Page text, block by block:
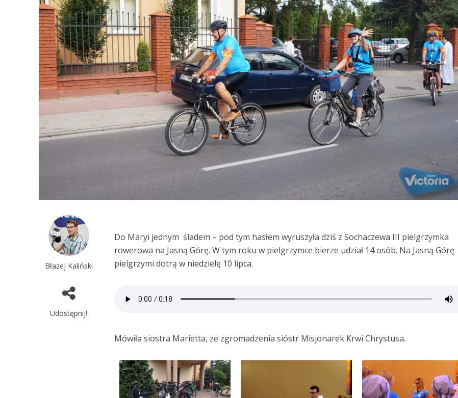
Błażej Kaliński
Udostępnij!
Do Maryi jednym śladem – pod tym hasłem wyruszyła dziś z Sochaczewa III pielgrzymka
rowerowa na Jasną Górę. W tym roku w pielgrzymce bierze udział 14 osób. Na Jasną Górę
pielgrzymi dotrą w niedzielę 10 lipca.
Mówiła siostra Marietta, ze zgromadzenia sióstr Misjonarek Krwi Chrystusa.